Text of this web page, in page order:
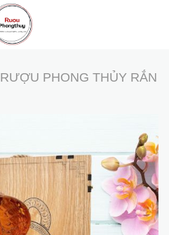
RƯỢU PHONG THỦY RẮN